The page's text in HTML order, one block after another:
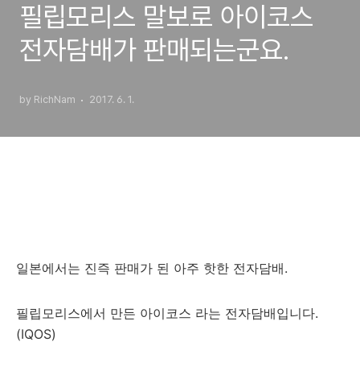
필립모리스 말보로 아이코스
전자담배가 판매되는군요.
by RichNam 2017. 6. 1.
일본에서는 진즉 판매가 된 아주 핫한 전자담배.
필립모리스에서 만든 아이코스 라는 전자담배입니다.
(IQOS)